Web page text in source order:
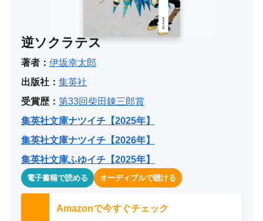
逆ソクラテス
著者： 伊坂幸太郎
出版社： 集英社
受賞歴： 第33回柴田錬三郎賞
集英社文庫ナツイチ【2025年】
集英社文庫ナツイチ【2026年】
集英社文庫ふゆイチ【2025年】
電子書籍で読める オーディブルで聴ける
Amazonで今すぐチェック